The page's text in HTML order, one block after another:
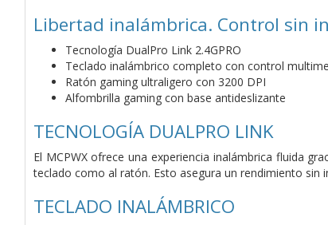
Libertad inalámbrica. Control sin
Tecnología DualPro Link 2.4GPRO
Teclado inalámbrico completo con control
Ratón gaming ultraligero con 3200 DPI
Alfombrilla gaming con base antideslizante
TECNOLOGÍA DUALPRO LINK
El MCPWX ofrece una experiencia inalámbrica fluida
teclado como al ratón. Esto asegura un rendimiento
TECLADO INALÁMBRICO